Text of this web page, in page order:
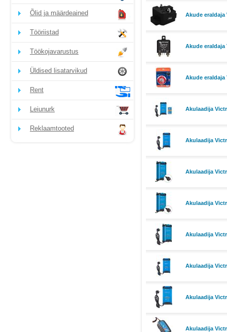
Õlid ja määrdeained
Tööriistad
Töökojavarustus
Üldised lisatarvikud
Rent
Leiunurk
Reklaamtooted
Akude eraldaja
Akude eraldaja
Akude eraldaja
Akulaadija
Akulaadija
Akulaadija
Akulaadija
Akulaadija
Akulaadija
Akulaadija
Akulaadija